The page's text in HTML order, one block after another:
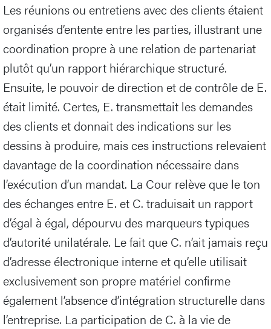
Les réunions ou entretiens avec des clients étaient
organisés d’entente entre les parties, illustrant une
coordination propre à une relation de partenariat
plutôt qu’un rapport hiérarchique structuré.
Ensuite, le pouvoir de direction et de contrôle de E.
était limité. Certes, E. transmettait les demandes
des clients et donnait des indications sur les
dessins à produire, mais ces instructions relevaient
davantage de la coordination nécessaire dans
l’exécution d’un mandat. La Cour relève que le ton
des échanges entre E. et C. traduisait un rapport
d’égal à égal, dépourvu des marqueurs typiques
d’autorité unilatérale. Le fait que C. n’ait jamais reçu
d’adresse électronique interne et qu’elle utilisait
exclusivement son propre matériel confirme
également l’absence d’intégration structurelle dans
l’entreprise. La participation de C. à la vie de